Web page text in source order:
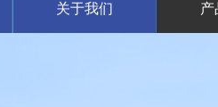
关于我们 产